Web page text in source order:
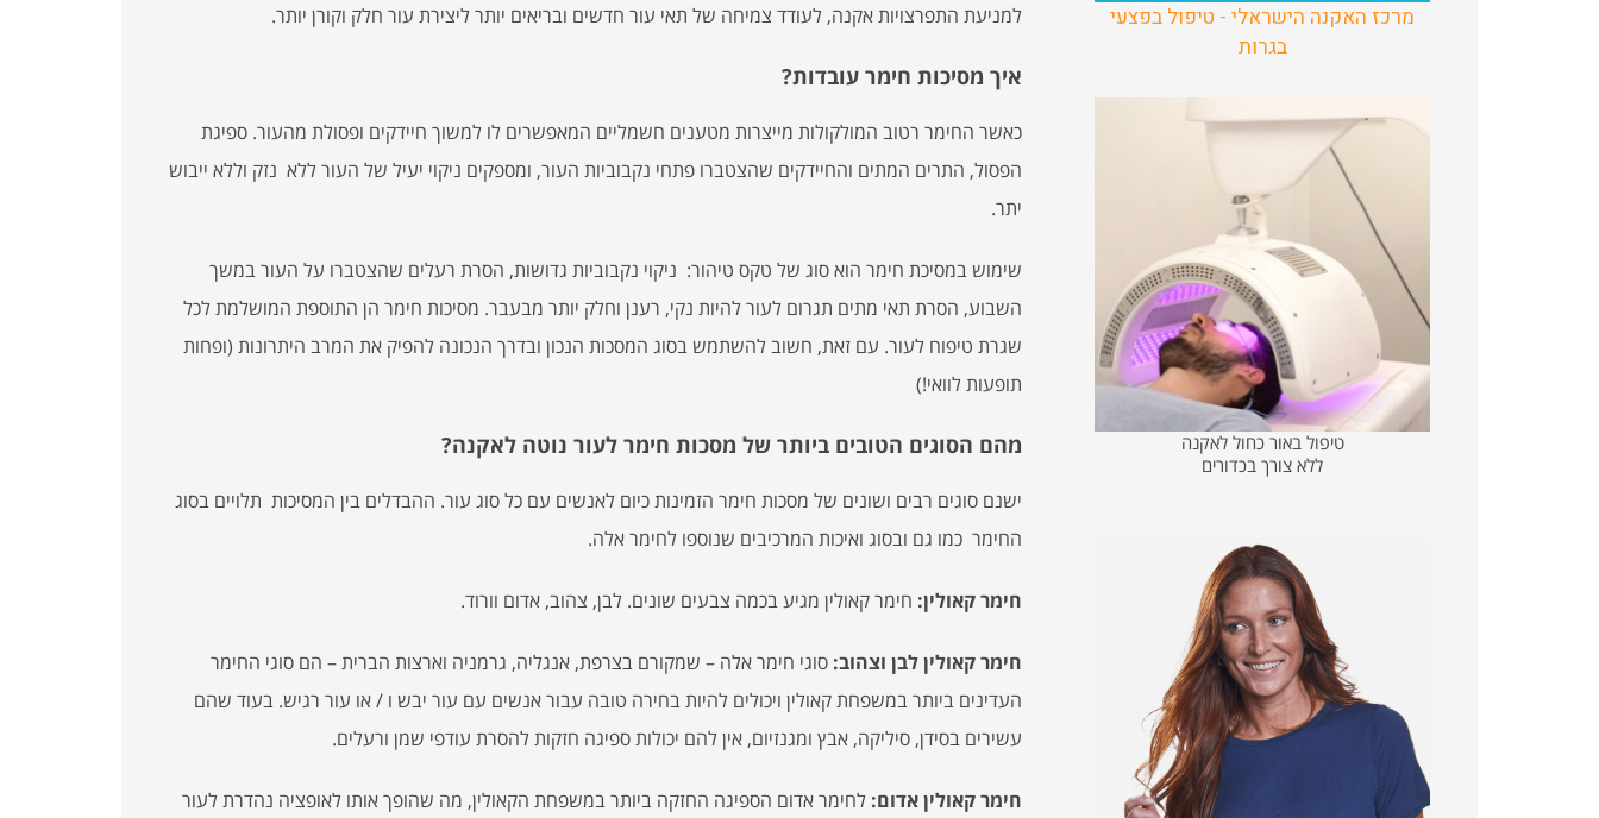
למניעת התפרצויות אקנה, לעודד צמיחה של תאי עור חדשים ובריאים יותר ליצירת עור חלק וקורן יותר.
איך מסיכות חימר עובדות?
כאשר החימר רטוב המולקולות מייצרות מטענים חשמליים המאפשרים לו למשוך חיידקים ופסולת מהעור. ספיגת
הפסול, התרים המתים והחיידקים שהצטברו פתחי נקבוביות העור, ומספקים ניקוי יעיל של העור ללא נזק וללא ייבוש
יתר.
שימוש במסיכת חימר הוא סוג של טקס טיהור: ניקוי נקבוביות גדושות, הסרת רעלים שהצטברו על העור במשך
השבוע, הסרת תאי מתים תגרום לעור להיות נקי, רענן וחלק יותר מבעבר. מסיכות חימר הן התוספת המושלמת לכל
שגרת טיפוח לעור. עם זאת, חשוב להשתמש בסוג המסכות הנכון ובדרך הנכונה להפיק את המרב היתרונות (ופחות
תופעות לוואי!)
מהם הסוגים הטובים ביותר של מסכות חימר לעור נוטה לאקנה?
ישנם סוגים רבים ושונים של מסכות חימר הזמינות כיום לאנשים עם כל סוג עור. ההבדלים בין המסיכות תלויים בסוג
החימר כמו גם ובסוג ואיכות המרכיבים שנוספו לחימר אלה.
חימר קאולין: חימר קאולין מגיע בכמה צבעים שונים. לבן, צהוב, אדום וורוד.
חימר קאולין לבן וצהוב: סוגי חימר אלה – שמקורם בצרפת, אנגליה, גרמניה וארצות הברית – הם סוגי החימר
העדינים ביותר במשפחת קאולין ויכולים להיות בחירה טובה עבור אנשים עם עור יבש ו / או עור רגיש. בעוד שהם
עשירים בסידן, סיליקה, אבץ ומגנזיום, אין להם יכולות ספיגה חזקות להסרת עודפי שמן ורעלים.
חימר קאולין אדום: לחימר אדום הספיגה החזקה ביותר במשפחת הקאולין, מה שהופך אותו לאופציה נהדרת לעור
מרכז האקנה הישראלי - טיפול בפצעי
בגרות
טיפול באור כחול לאקנה
ללא צורך בכדורים